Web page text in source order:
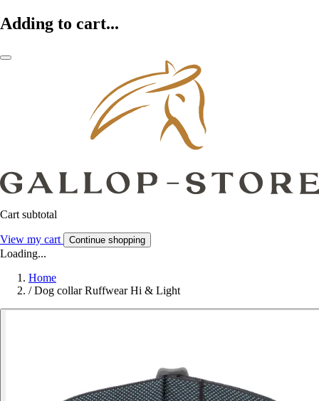
Adding to cart...
Cart subtotal
View my cart Continue shopping
Loading...
Home
/ Dog collar Ruffwear Hi & Light